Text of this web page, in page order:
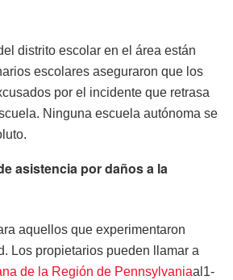
distrito escolar en el área están
escolares aseguraron que los
​​​​por el incidente que retrasa
Ninguna escuela autónoma se
asistencia por daños a la
aquellos que experimentaron
Los propietarios pueden llamar a
de la Región de Pennsylvaniaal1-